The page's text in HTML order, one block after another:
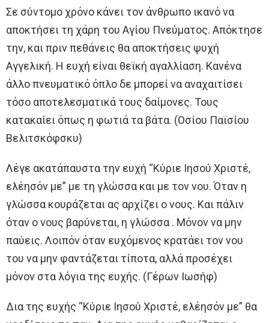
Σε σύντομο χρόνο κάνει τον άνθρωπο ικανό να
αποκτήσει τη χάρη του Αγίου Πνεύματος. Απόκτησε
την, και πριν πεθάνεις θα αποκτήσεις ψυχή
Αγγελική. Η ευχή είναι θεϊκή αγαλλίαση. Κανένα
άλλο πνευματικό όπλο δε μπορεί να αναχαιτίσει
τόσο αποτελεσματικά τους δαίμονες. Τους
κατακαίει όπως η φωτιά τα βάτα. (Οσίου Παϊσίου
Βελιτσκόφσκυ)
Λέγε ακατάπαυστα την ευχή “Κύριε Ιησού Χριστέ,
ελέησόν με” με τη γλώσσα και με τον νου. Όταν η
γλώσσα κουράζεται ας αρχίζει ο νους. Και πάλιν
όταν ο νους βαρύνεται, η γλώσσα . Μόνον να μην
παύεις. Λοιπόν όταν ευχόμενος κρατάει τον νου
του να μην φαντάζεται τίποτα, αλλά προσέχει
μόνον στα λόγια της ευχής. (Γέρων Ιωσήφ)
Δια της ευχής “Κύριε Ιησού Χριστέ, ελέησόν με” θα